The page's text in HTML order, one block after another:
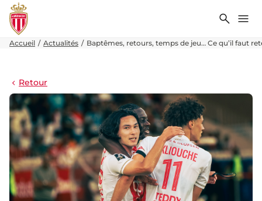
Accueil Actualités Baptêmes, retours, temps de jeu… Ce qu’il faut
Retour